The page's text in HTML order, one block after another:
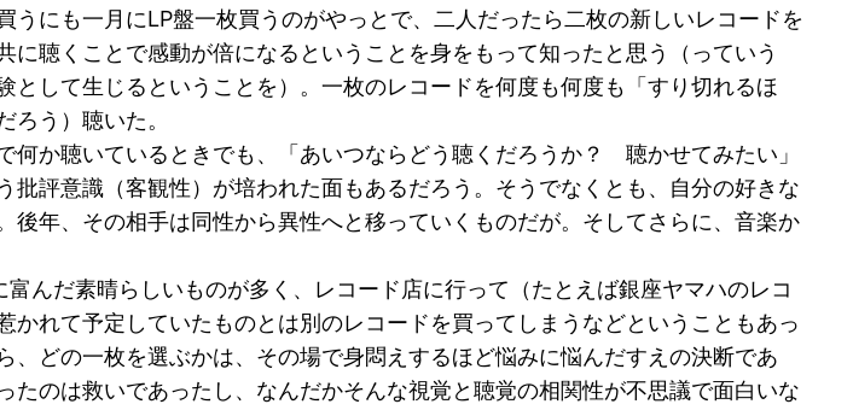
にも一月にLP盤一枚買うのがやっとで、二人だったら二枚の新しいレコードを
聴くことで感動が倍になるということを身をもって知ったと思う（っていう
して生じるということを）。一枚のレコードを何度も何度も「すり切れるほ
う）聴いた。
か聴いているときでも、「あいつならどう聴くだろうか？ 聴かせてみたい」
評意識（客観性）が培われた面もあるだろう。そうでなくとも、自分の好きな
年、その相手は同性から異性へと移っていくものだが。そしてさらに、音楽か
んだ素晴らしいものが多く、レコード店に行って（たとえば銀座ヤマハのレコ
れて予定していたものとは別のレコードを買ってしまうなどということもあっ
どの一枚を選ぶかは、その場で身悶えするほど悩みに悩んだすえの決断であ
のは救いであったし、なんだかそんな視覚と聴覚の相関性が不思議で面白いな